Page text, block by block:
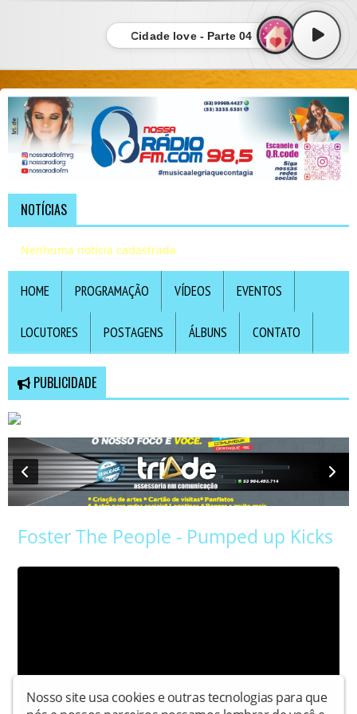
Cidade love - Parte 04
NOTÍCIAS
Nenhuma notícia cadastrada
HOME PROGRAMAÇÃO VÍDEOS EVENTOS
LOCUTORES POSTAGENS ÁLBUNS CONTATO
PUBLICIDADE
Foster The People - Pumped up Kicks
Nosso site usa cookies e outras tecnologias para que